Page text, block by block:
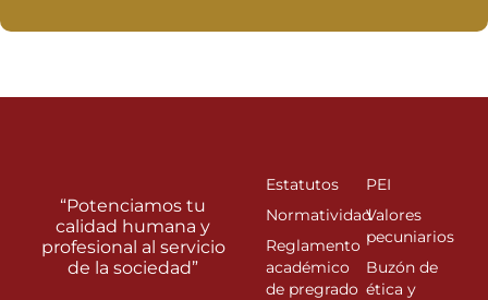
“Potenciamos tu
calidad humana y
profesional al servicio
de la sociedad”
Estatutos
Normatividad
Reglamento
académico
de pregrado
PEI
Valores
pecuniarios
Buzón de
ética y